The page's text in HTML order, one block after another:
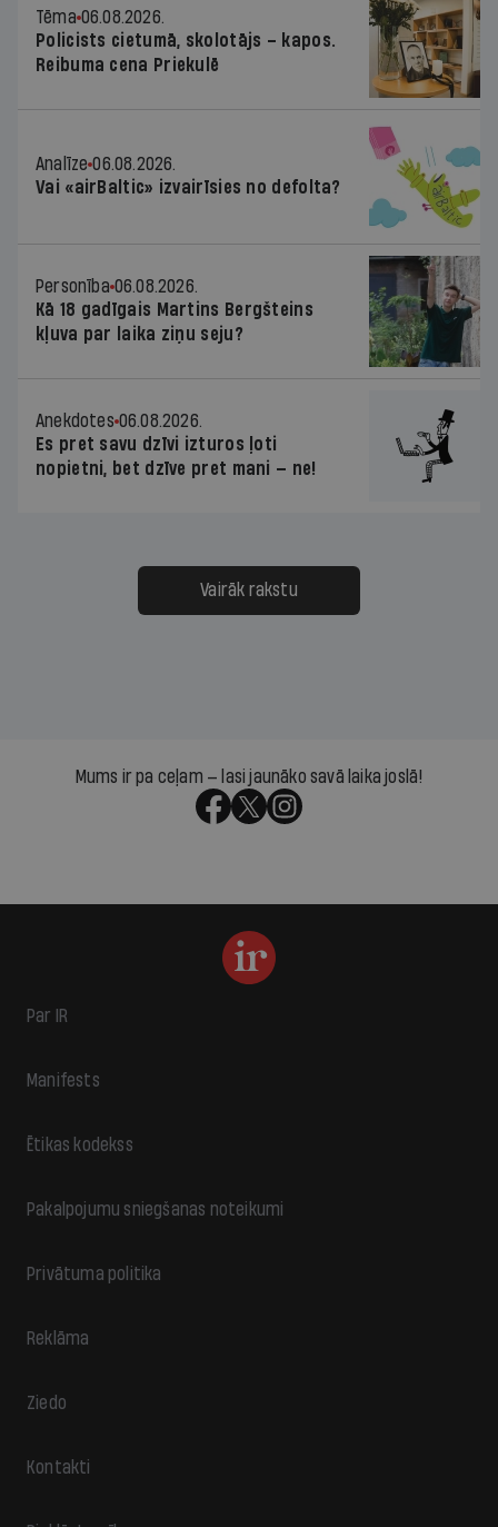
Tēma 06.08.2026.
Policists cietumā, skolotājs – kapos.
Reibuma cena Priekulē
Analīze 06.08.2026.
Vai «airBaltic» izvairīsies no defolta?
Personība 06.08.2026.
Kā 18 gadīgais Martins Bergšteins
kļuva par laika ziņu seju?
Anekdotes 06.08.2026.
Es pret savu dzīvi izturos ļoti
nopietni, bet dzīve pret mani — ne!
Vairāk rakstu
Mums ir pa ceļam — lasi jaunāko savā laika joslā!
Par IR
Manifests
Ētikas kodekss
Pakalpojumu sniegšanas noteikumi
Privātuma politika
Reklāma
Ziedo
Kontakti